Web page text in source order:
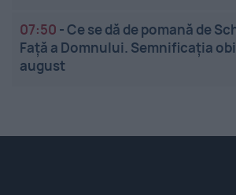
07:50 -Ce se dă de pomană de
Față a Domnului. Semnificația
august